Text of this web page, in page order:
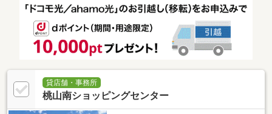
貸店舗・事務所
桃山南ショッピングセンター